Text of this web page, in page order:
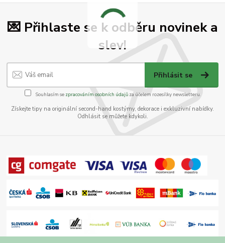
💌 Přihlaste se k odběru novinek a
slev!
Přihlásit se
Souhlasím se zpracováním osobních údajůza účelem rozesílky newsletteru.
Získejte tipy na originální second-hand kostýmy, dekorace i exkluzivní nabídky.
Odhlásit se můžete kdykoli.